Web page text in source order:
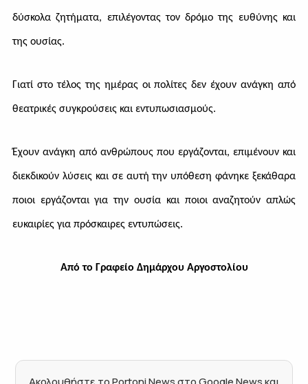
δύσκολα ζητήματα, επιλέγοντας τον δρόμο της ευθύνης και
της ουσίας.
Γιατί στο τέλος της ημέρας οι πολίτες δεν έχουν ανάγκη από
θεατρικές συγκρούσεις και εντυπωσιασμούς.
Έχουν ανάγκη από ανθρώπους που εργάζονται, επιμένουν και
διεκδικούν λύσεις και σε αυτή την υπόθεση φάνηκε ξεκάθαρα
ποιοι εργάζονται για την ουσία και ποιοι αναζητούν απλώς
ευκαιρίες για πρόσκαιρες εντυπώσεις.
Από το Γραφείο Δημάρχου Αργοστολίου